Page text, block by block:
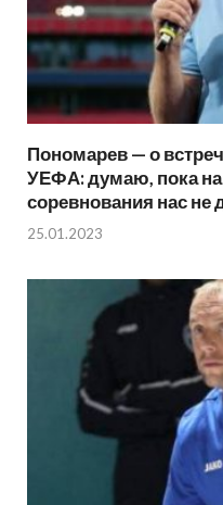
Пономарев — о
УЕФА: думаю, пока
соревнования нас не
25.01.2023